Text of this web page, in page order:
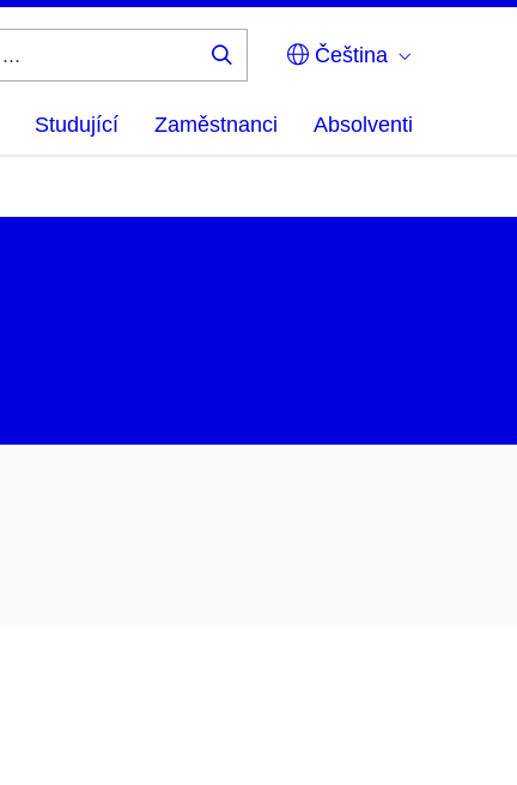
Čeština
Studující Zaměstnanci Absolventi